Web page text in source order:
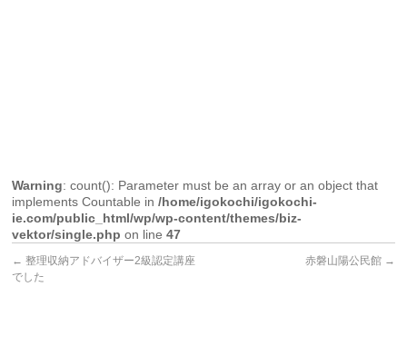
Warning: count(): Parameter must be an array or an object that
implements Countable in/home/igokochi/igokochi-
ie.com/public_html/wp/wp-content/themes/biz-
vektor/single.php on line47
← 整理収納アドバイザー2級認定講座
でした
赤磐山陽公民館 →